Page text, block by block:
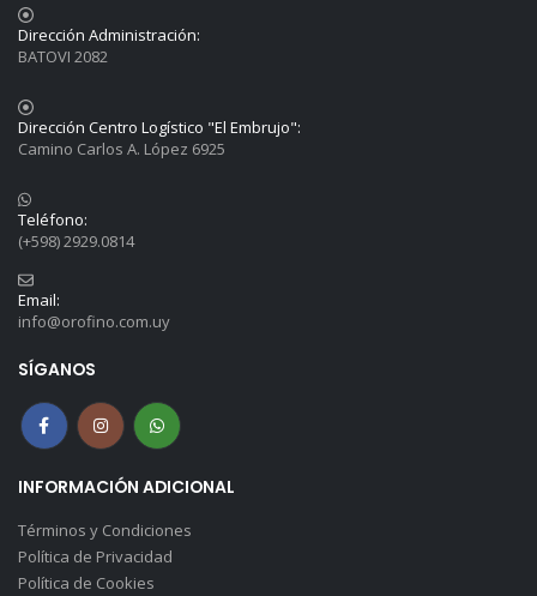
Dirección Administración:
BATOVI 2082
Dirección Centro Logístico "El Embrujo":
Camino Carlos A. López 6925
Teléfono:
(+598) 2929.0814
Email:
info@orofino.com.uy
SÍGANOS
INFORMACIÓN ADICIONAL
Términos y Condiciones
Política de Privacidad
Política de Cookies